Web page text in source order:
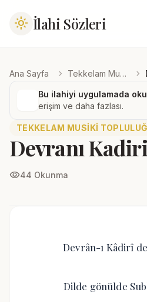
light_mode İlahi Sözleri
Ana Sayfa chevron_right Tekkelam Musiki Topluluğu chevron_right
Bu ilahiyi uygulamada
erişim ve daha fazlası.
TEKKELAM MUSIKI
Devranı Kadiri
visibility44 Okunma
Devrân-ı Kâdirî
Dilde gönülde